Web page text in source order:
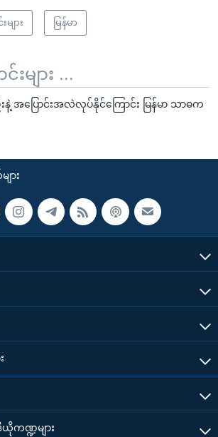
ျား မြန်မာ
ျား ...
အပြောင်းအလဲလုပ်နိုင်ကြောင်း မြန်မာ သာဓက
ား
ကဏ္ဍများ